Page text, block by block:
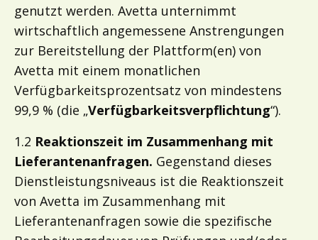
genutzt werden. Avetta unternimmt
wirtschaftlich angemessene Anstrengungen
zur Bereitstellung der Plattform(en) von
Avetta mit einem monatlichen
Verfügbarkeitsprozentsatz von mindestens
99,9 % (die „Verfügbarkeitsverpflichtung“).
1.2 Reaktionszeit im Zusammenhang mit
Lieferantenanfragen. Gegenstand dieses
Dienstleistungsniveaus ist die Reaktionszeit
von Avetta im Zusammenhang mit
Lieferantenanfragen sowie die spezifische